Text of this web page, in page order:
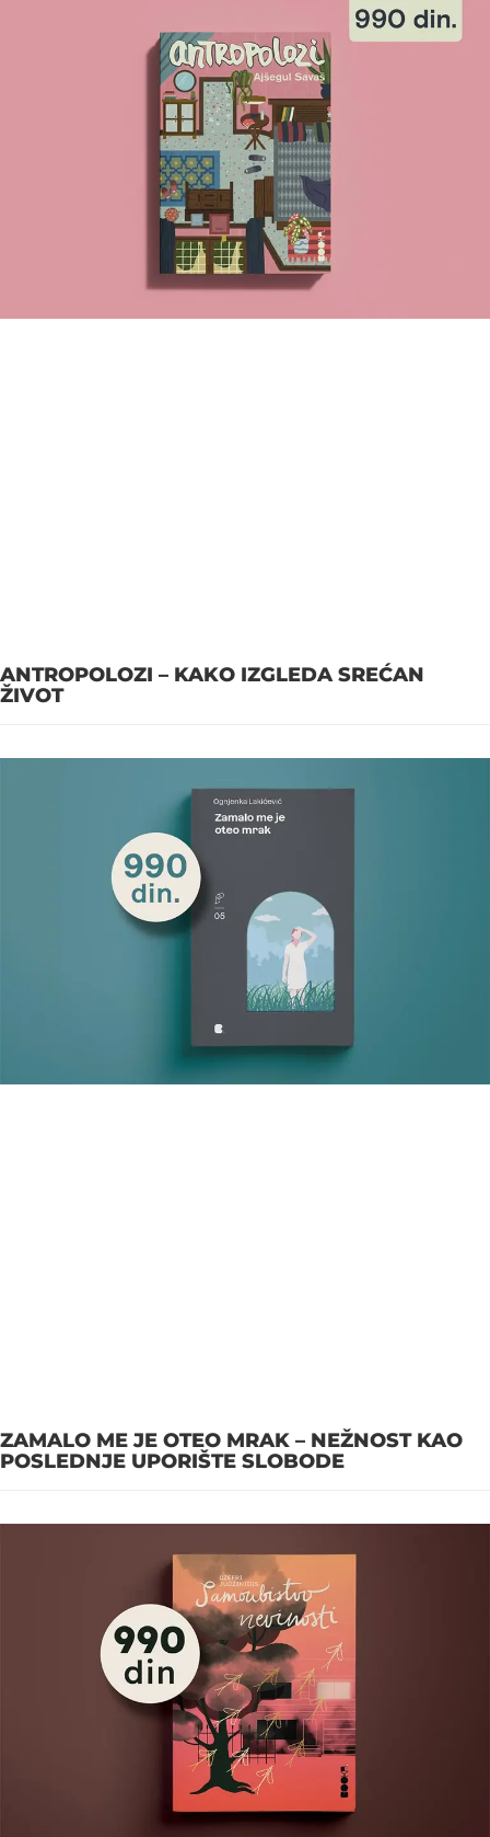
ANTROPOLOZI – KAKO IZGLEDA SREĆAN
ŽIVOT
ZAMALO ME JE OTEO MRAK – NEŽNOST KAO
POSLEDNJE UPORIŠTE SLOBODE